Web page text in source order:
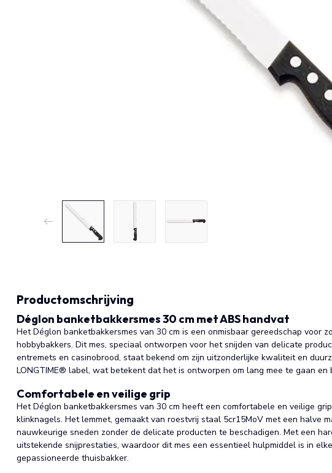
Productomschrijving
Déglon banketbakkersmes 30 cm met ABS handvat
Het Déglon banketbakkersmes van 30 cm is een onmisbaar gereedschap voor
hobbybakkers. Dit mes, speciaal ontworpen voor het snijden van delicate
entremets en casinobrood, staat bekend om zijn uitzonderlijke kwaliteit en
LONGTIME® label, wat betekent dat het is ontworpen om lang mee te gaan en
Comfortabele en veilige grip
Het Déglon banketbakkersmes van 30 cm heeft een comfortabele en veilige
klinknagels. Het lemmet, gemaakt van roestvrij staal 5cr15MoV met een halve
nauwkeurige sneden zonder de delicate producten te beschadigen. Met een
uitstekende snijprestaties, waardoor dit mes een essentieel hulpmiddel is in
gepassioneerde thuisbakker.